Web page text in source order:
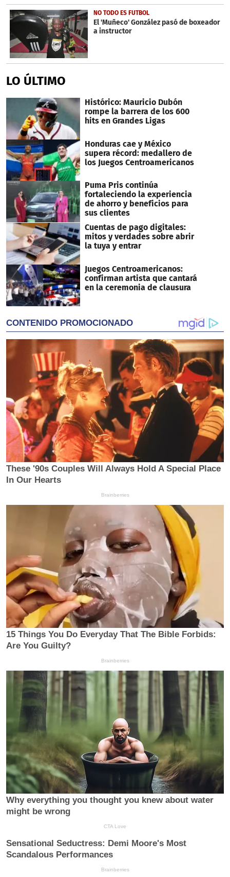
NO TODO ES FUTBOL
El 'Muñeco' González pasó de boxeador
a instructor
LO ÚLTIMO
Histórico: Mauricio Dubón
rompe la barrera de los 600
hits en Grandes Ligas
Honduras cae y México
supera récord: medallero de
los Juegos Centroamericanos
Puma Pris continúa
fortaleciendo la experiencia
de ahorro y beneficios para
sus clientes
Cuentas de pago digitales:
mitos y verdades sobre abrir
la tuya y entrar
Juegos Centroamericanos:
confirman artista que cantará
en la ceremonia de clausura